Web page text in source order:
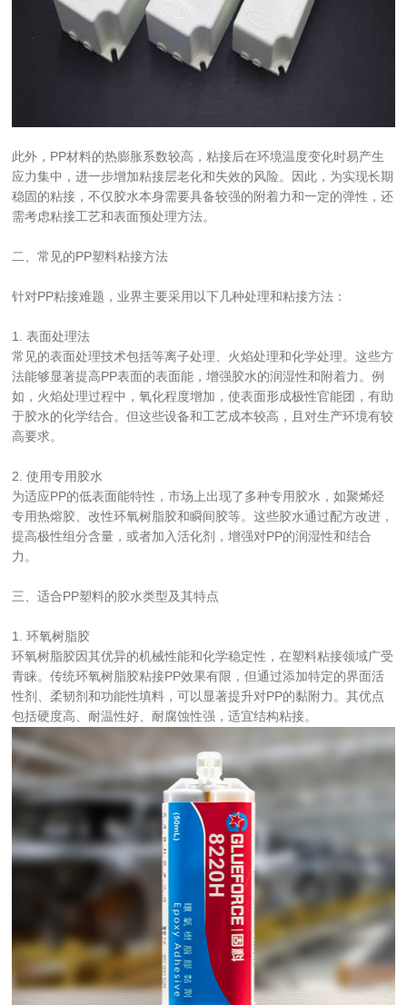
此外，PP材料的热膨胀系数较高，粘接后在环境温度变化时易产生
应力集中，进一步增加粘接层老化和失效的风险。因此，为实现长期
稳固的粘接，不仅胶水本身需要具备较强的附着力和一定的弹性，还
需考虑粘接工艺和表面预处理方法。
二、常见的PP塑料粘接方法
针对PP粘接难题，业界主要采用以下几种处理和粘接方法：
1. 表面处理法
常见的表面处理技术包括等离子处理、火焰处理和化学处理。这些方
法能够显著提高PP表面的表面能，增强胶水的润湿性和附着力。例
如，火焰处理过程中，氧化程度增加，使表面形成极性官能团，有助
于胶水的化学结合。但这些设备和工艺成本较高，且对生产环境有较
高要求。
2. 使用专用胶水
为适应PP的低表面能特性，市场上出现了多种专用胶水，如聚烯烃
专用热熔胶、改性环氧树脂胶和瞬间胶等。这些胶水通过配方改进，
提高极性组分含量，或者加入活化剂，增强对PP的润湿性和结合
力。
三、适合PP塑料的胶水类型及其特点
1. 环氧树脂胶
环氧树脂胶因其优异的机械性能和化学稳定性，在塑料粘接领域广受
青睐。传统环氧树脂胶粘接PP效果有限，但通过添加特定的界面活
性剂、柔韧剂和功能性填料，可以显著提升对PP的黏附力。其优点
包括硬度高、耐温性好、耐腐蚀性强，适宜结构粘接。